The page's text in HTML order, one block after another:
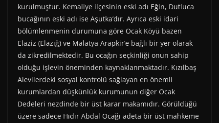
kurulmuştur. Kemaliye ilçesinin eski adı Eğin, Dutluca
bucağının eski adı ise Aşutka’dır. Ayrıca eski idari
bölümlenmenin durumuna göre Ocak Köyü bazen
Elaziz (Elazığ) ve Malatya Arapkir’e bağlı bir yer olarak
da zikredilmektedir. Bu ocağın seçkinliği onun sahip
olduğu işlevin öneminden kaynaklanmaktadır. Kızılbaş
Alevilerdeki sosyal kontrolü sağlayan en önemli
kurumlardan düşkünlük kurumunun diğer Ocak
Dedeleri nezdinde bir üst karar makamıdır. Görüldüğü
üzere sadece Hıdır Abdal Ocağı adeta bir üst mahkeme